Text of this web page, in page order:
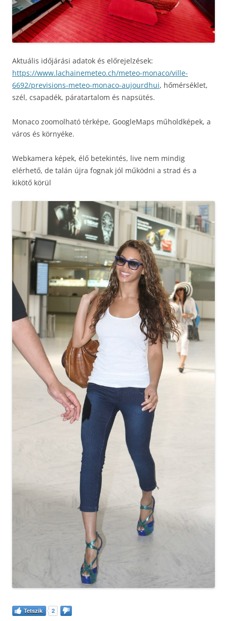
Aktuális időjárási adatok és előrejelzések:
https://www.lachainemeteo.ch/meteo-monaco/ville-
6692/previsions-meteo-monaco-aujourdhui, hőmérséklet,
szél, csapadék, páratartalom és napsütés.
Monaco zoomolható térképe, GoogleMaps műholdképek, a
város és környéke.
Webkamera képek, élő betekintés, live nem mindig
elérhető, de talán újra fognak jól működni a strad és a
kikötő körül
Tetszik 2